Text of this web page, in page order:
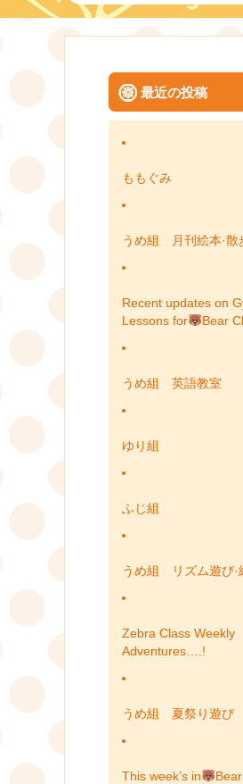
最近の投稿
ももぐみ
うめ組 月刊絵本·散
Recent updates on
Lessons for
Bear
うめ組 英語教室
ゆり組
ふじ組
うめ組 リズム遊び·
Zebra Class Weekly
Adventures….!
うめ組 夏祭り遊び
This week’s in